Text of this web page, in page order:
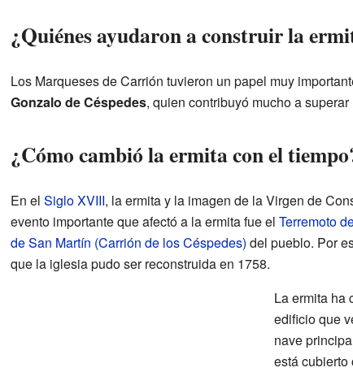
¿Quiénes ayudaron a construir la
Los Marqueses de Carrión tuvieron un papel muy
Gonzalo de Céspedes, quien contribuyó mucho a
¿Cómo cambió la ermita con el
En el Siglo XVIII, la ermita y la imagen de la Virgen de
evento importante que afectó a la ermita fue el Terremoto
de San Martín (Carrión de los Céspedes) del pueblo. Por
que la iglesia pudo ser reconstruida en 1758.
La ermita ha
edificio que
nave
está